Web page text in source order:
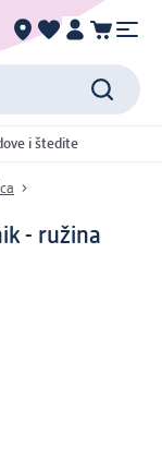
i štedite
- ružina